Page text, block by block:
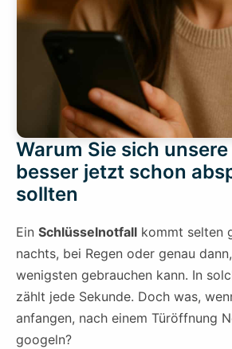
Warum Sie sich
besser jetzt schon
sollten
Ein Schlüsselnotfall kommt selten
nachts, bei Regen oder genau
wenigsten gebrauchen kann. In
zählt jede Sekunde. Doch was,
anfangen, nach einem Türöffnung
googeln?